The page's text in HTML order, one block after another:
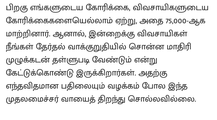
பிறகு எங்களுடைய கோரிக்கை, விவசாயிகளுடைய
கோரிக்கைகளையெல்லாம் ஏற்று, அதை 75,000-ஆக
மாற்றினார். ஆனால், இன்றைக்கு விவசாயிகள்
நீங்கள் தேர்தல் வாக்குறுதியில் சொன்ன மாதிரி
முழுக்கடன் தள்ளுபடி வேண்டும் என்று
கேட்டுக்கொண்டு இருக்கிறார்கள். அதற்கு
எந்தவிதமான பதிலையும் வழக்கம் போல இந்த
முதலமைச்சர் வாயைத் திறந்து சொல்லவில்லை.